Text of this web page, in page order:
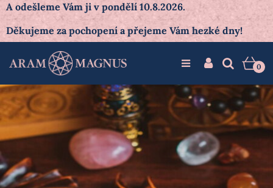
A odešleme Vám ji v pondělí 10.8.2026.
Děkujeme za pochopení a přejeme Vám hezké dny!
0